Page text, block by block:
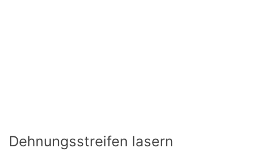
Dehnungsstreifen lasern